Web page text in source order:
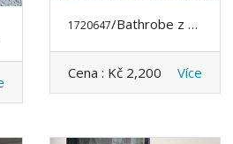
1720647/Bathrobe z VERSACE
Cena : Kč 2,200 Více